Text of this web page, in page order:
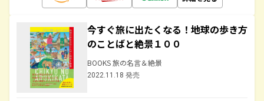
今すぐ旅に出たくなる！地球の歩き方
のことばと絶景１００
BOOKS 旅の名言＆絶景
2022.11.18 発売